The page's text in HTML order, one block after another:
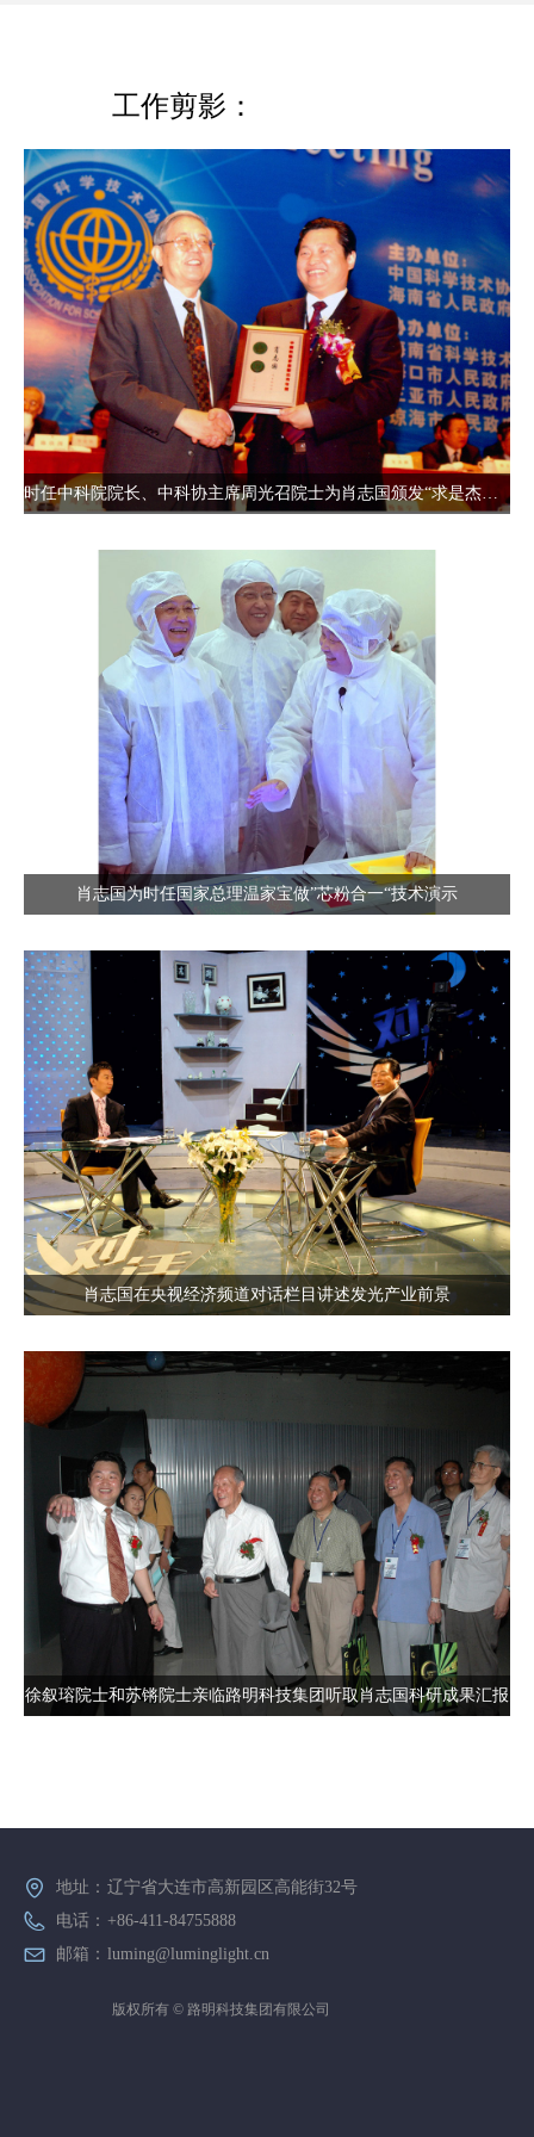
工作剪影：
时任中科院院长、中科协主席周光召院士为肖志国颁发“求是杰出青年“奖
肖志国为时任国家总理温家宝做”芯粉合一“技术演示
肖志国在央视经济频道对话栏目讲述发光产业前景
徐叙瑢院士和苏锵院士亲临路明科技集团听取肖志国科研成果汇报
地址： 辽宁省大连市高新园区高能街32号
电话： +86-411-84755888
邮箱： luming@luminglight.cn
版权所有 © 路明科技集团有限公司